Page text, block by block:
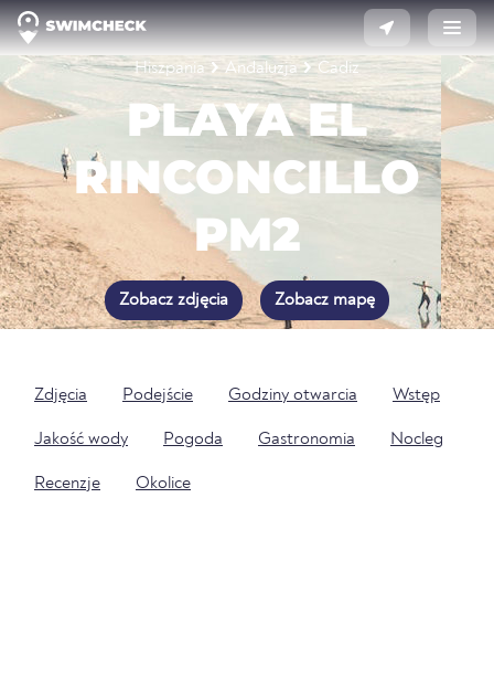
Hiszpania Andaluzja Cadiz
PLAYA EL
RINCONCILLO
PM2
Zobacz zdjęcia Zobacz mapę
Zdjęcia Podejście Godziny otwarcia Wstęp
Jakość wody Pogoda Gastronomia Nocleg
Recenzje Okolice